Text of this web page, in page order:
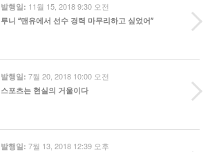
발행일: 11월 15, 2018 9:30 오전
루니 “맨유에서 선수 경력 마무리하고 싶었어”
발행일: 7월 20, 2018 10:00 오전
스포츠는 현실의 거울이다
발행일: 7월 13, 2018 12:39 오후